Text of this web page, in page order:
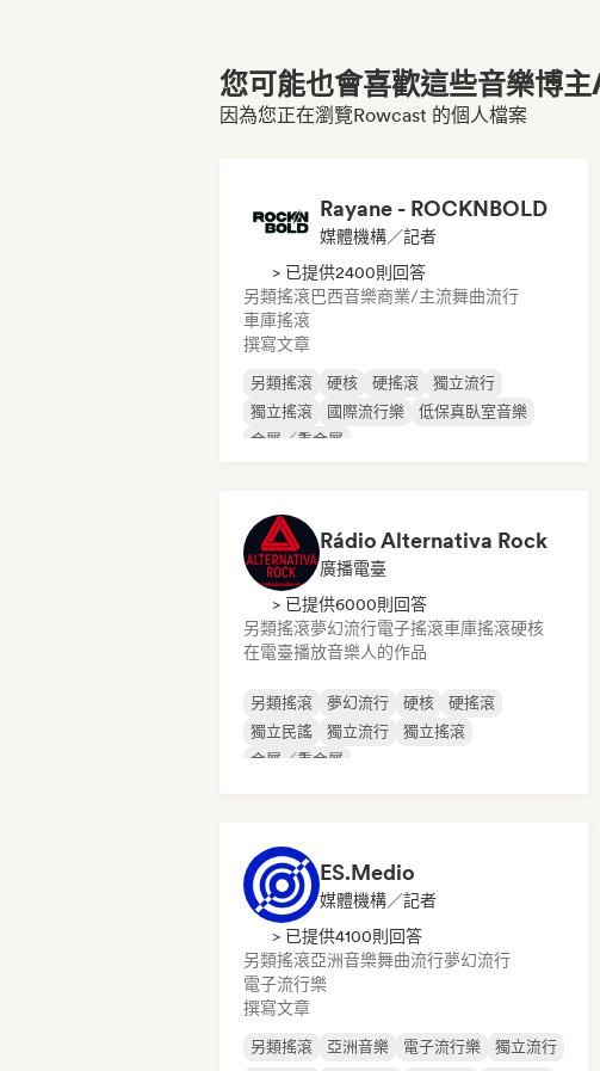
您可能也會喜歡這些音樂博
因為您正在瀏覽Rowcast 的個人檔案
Rayane - ROCKNBOLD
媒體機構／記者
> 已提供2400則回答
另類搖滾巴西音樂商業/主流舞曲流行
車庫搖滾
撰寫文章
另類搖滾 硬核 硬搖滾
獨立流行
獨立搖滾
國際流行樂
低保真臥室音樂
金屬／重金屬
Rádio Alternativa Rock
廣播電臺
> 已提供6000則回答
另類搖滾夢幻流行電子搖滾車庫搖滾硬核
在電臺播放音樂人的作品
另類搖滾 夢幻流行 硬核
硬搖滾
獨立民謠
獨立流行
獨立搖滾
金屬／重金屬
ES.Medio
媒體機構／記者
> 已提供4100則回答
另類搖滾亞洲音樂舞曲流行夢幻流行
電子流行樂
撰寫文章
另類搖滾 亞洲音樂 電子流行樂 獨立流行